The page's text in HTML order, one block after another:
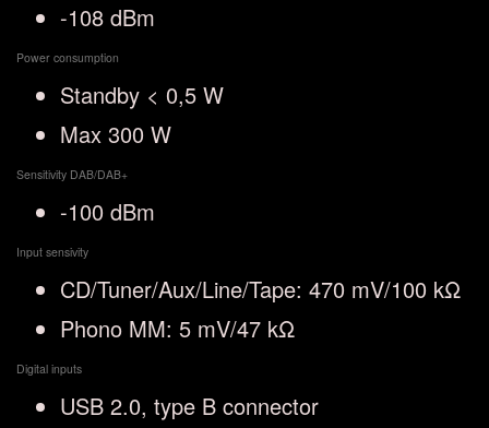
-108 dBm
Power consumption
Standby < 0,5 W
Max 300 W
Sensitivity DAB/DAB+
-100 dBm
Input sensivity
CD/Tuner/Aux/Line/Tape: 470 mV/100 kΩ
Phono MM: 5 mV/47 kΩ
Digital inputs
USB 2.0, type B connector